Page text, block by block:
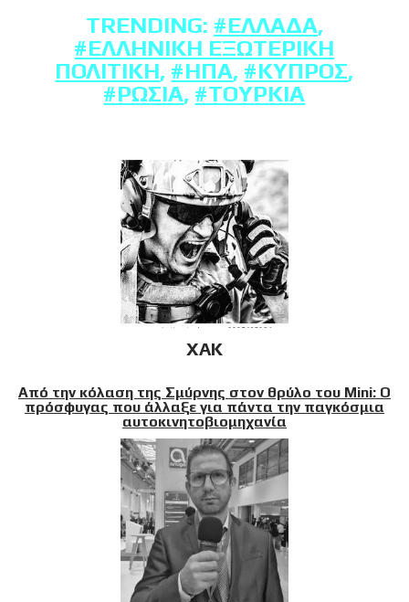
TRENDING: #ΕΛΛΆΔΑ,
#ΕΛΛΗΝΙΚΉ ΕΞΩΤΕΡΙΚΉ
ΠΟΛΙΤΙΚΉ, #ΗΠΑ, #ΚΎΠΡΟΣ,
#ΡΩΣΊΑ, #ΤΟΥΡΚΊΑ
XAK
Από την κόλαση της Σμύρνης στον θρύλο του Mini: Ο
πρόσφυγας που άλλαξε για πάντα την παγκόσμια
αυτοκινητοβιομηχανία